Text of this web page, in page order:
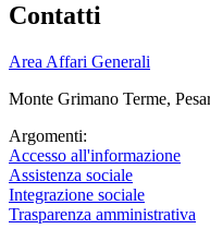
Contatti
Area Affari Generali
Monte Grimano Terme,
Argomenti:
Accesso all'informazione
Assistenza sociale
Integrazione sociale
Trasparenza amministrativa